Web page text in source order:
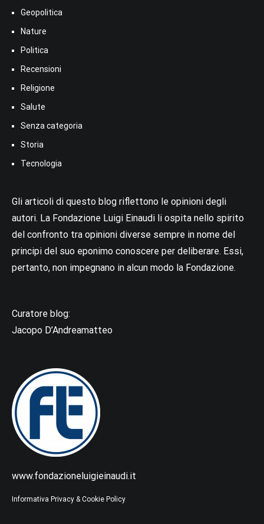
Geopolitica
Nature
Politica
Recensioni
Religione
Salute
Senza categoria
Storia
Tecnologia
Gli articoli di questo blog riflettono le opinioni degli
autori. La Fondazione Luigi Einaudi li ospita nello spirito
del confronto tra opinioni diverse sempre in nome del
principi del suo eponimo conoscere per deliberare. Essi,
pertanto, non impegnano in alcun modo la Fondazione.
Curatore blog:
Jacopo D’Andreamatteo
www.fondazioneluigieinaudi.it
Informativa Privacy & Cookie Policy